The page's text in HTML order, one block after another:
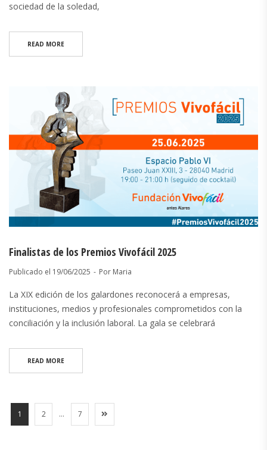
sociedad de la soledad,
READ MORE
Finalistas de los Premios Vivofácil 2025
Publicado el 19/06/2025 Por Maria
La XIX edición de los galardones reconocerá a empresas,
instituciones, medios y profesionales comprometidos con la
conciliación y la inclusión laboral. La gala se celebrará
READ MORE
1 2 … 7